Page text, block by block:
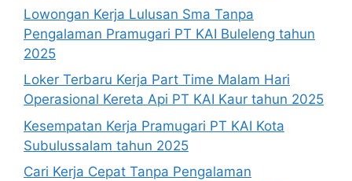
Lowongan Kerja Lulusan Sma Tanpa
Pengalaman Pramugari PT KAI Buleleng tahun
2025
Loker Terbaru Kerja Part Time Malam Hari
Operasional Kereta Api PT KAI Kaur tahun 2025
Kesempatan Kerja Pramugari PT KAI Kota
Subulussalam tahun 2025
Cari Kerja Cepat Tanpa Pengalaman